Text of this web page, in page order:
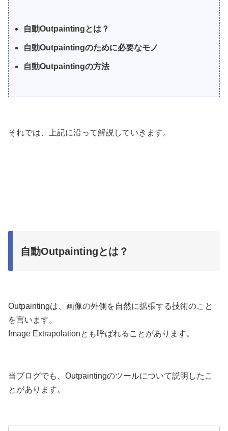
自動Outpaintingとは？
自動Outpaintingのために必要なモノ
自動Outpaintingの方法
それでは、上記に沿って解説していきます。
自動Outpaintingとは？
Outpaintingは、画像の外側を自然に拡張する技術のこと
を言います。
Image Extrapolationとも呼ばれることがあります。
当ブログでも、Outpaintingのツールについて説明したこ
とがあります。